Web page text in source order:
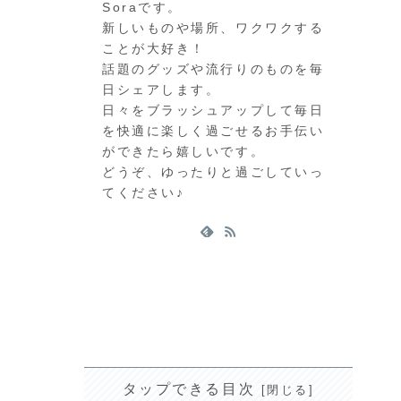
Soraです。
新しいものや場所、ワクワクする
ことが大好き！
話題のグッズや流行りのものを毎
日シェアします。
日々をブラッシュアップして毎日
を快適に楽しく過ごせるお手伝い
ができたら嬉しいです。
どうぞ、ゆったりと過ごしていっ
てください♪
タップできる目次